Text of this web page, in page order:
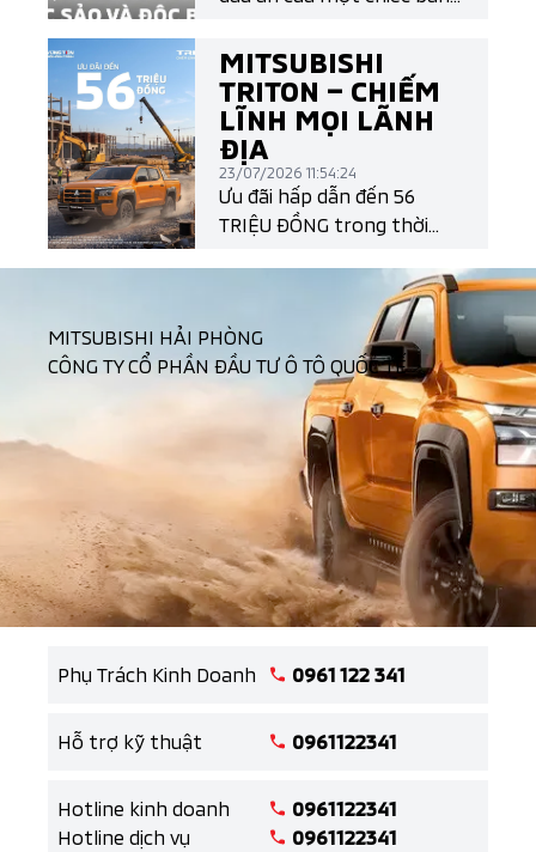
New Mitsubishi Triton làm
điều đó một cách đầy khác
biệt với cụm đèn LED T-
Shape mang đậm ngôn
ngữ thiết kế Dynamic
Shield thế hệ mới.
MITSUBISHI
TRITON – CHIẾM
LĨNH MỌI LÃNH
ĐỊA
23/07/2026 11:54:24
Ưu đãi hấp dẫn đến 56
TRIỆU ĐỒNG trong thời
MITSUBISHI HẢI PHÒNG
CÔNG TY CỔ PHẦN ĐẦU TƯ Ô TÔ QUỐC TẾ
Phụ Trách Kinh Doanh 0961 122 341
Hỗ trợ kỹ thuật 0961122341
Hotline kinh doanh
Hotline dịch vụ
0961122341
0961122341